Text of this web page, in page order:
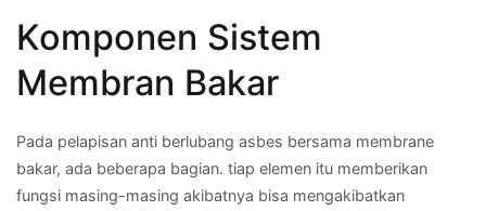
Komponen Sistem
Membran Bakar
Pada pelapisan anti berlubang asbes bersama membrane
bakar, ada beberapa bagian. tiap elemen itu memberikan
fungsi masing-masing akibatnya bisa mengakibatkan